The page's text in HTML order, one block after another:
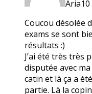
Aria10
Coucou désolée
exams se sont
résultats :)
J’ai été très très
disputée avec
catin et là ça a
partie. Là la